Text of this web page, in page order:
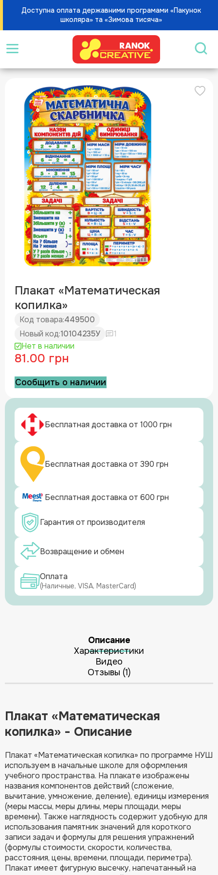
Доступна оплата державними програмами «Пакунок
школяра» та «Зимова тисяча»
Плакат «Математическая
копилка»
Код товара:449500
Новый код:10104235У
1
Нет в наличии
81.00 грн
Сообщить о наличии
Бесплатная доставка от 1000 грн
Бесплатная доставка от 390 грн
Бесплатная доставка от 600 грн
Гарантия от производителя
Возвращение и обмен
Оплата
(Наличные, VISA, MasterCard)
Описание
Характеристики
Видео
Отзывы (1)
Плакат «Математическая
копилка» - Описание
Плакат «Математическая копилка» по программе НУШ
используем в начальные школе для оформления
учебного пространства. На плакате изображены
названия компонентов действий (сложение,
вычитание, умножение, деление), единицы измерения
(меры массы, меры длины, меры площади, меры
времени). Также наглядность содержит удобную для
использования памятник значений для короткого
записи задач и формулы для решения упражнений
(формулы стоимости, скорости, количества,
расстояния, цены, времени, площади, периметра).
Плакат имеет фигурную высечку, напечатанный на